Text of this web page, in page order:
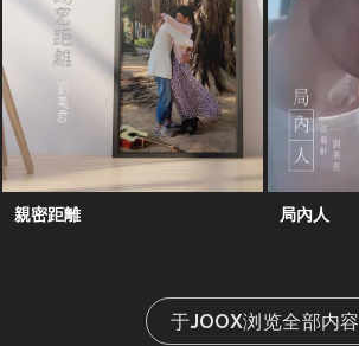
親密距離 局內人
于JOOX浏览全部内容